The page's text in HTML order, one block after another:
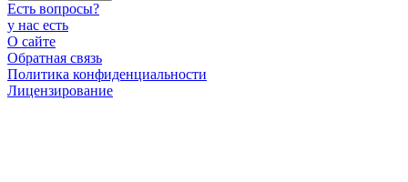
Есть вопросы?
у нас есть
О сайте
Обратная связь
Политика конфиденциальности
Лицензирование